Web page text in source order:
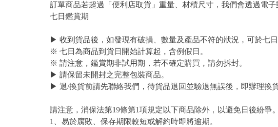
訂單商品若超過「便利店取貨」重量、材積尺寸，我們會透過電
七日鑑賞期
▶ 收到貨品後，如發現有破損、數量及產品不符的狀況，可於七
※ 七日為商品到貨日開始計算起，含例假日。
※ 請注意，鑑賞期非試用期，若不確定購買，請勿拆封。
▶ 請保留未開封之完整包裝商品。
▶ 退/換貨前請先聯絡我們，待貨品退回並驗退無誤後，即辦理換
請注意，消保法第19條第1項規定以下商品除外，以避免日後紛爭。
1、易於腐敗、保存期限較短或解約時即將逾期。